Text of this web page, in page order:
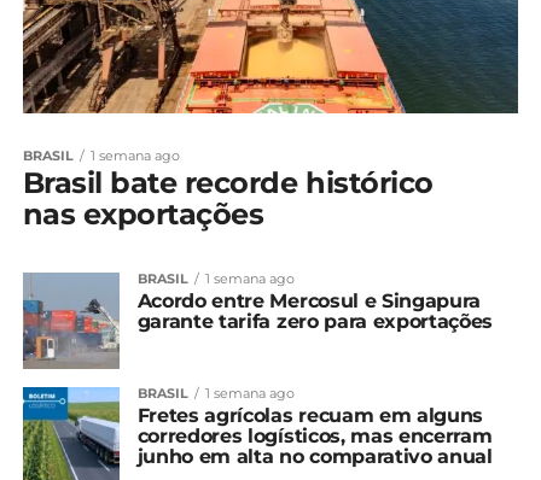
BRASIL 1 semana ago
Brasil bate recorde histórico
nas exportações
BRASIL 1 semana ago
Acordo entre Mercosul e Singapura
garante tarifa zero para exportações
BRASIL 1 semana ago
Fretes agrícolas recuam em alguns
corredores logísticos, mas encerram
junho em alta no comparativo anual